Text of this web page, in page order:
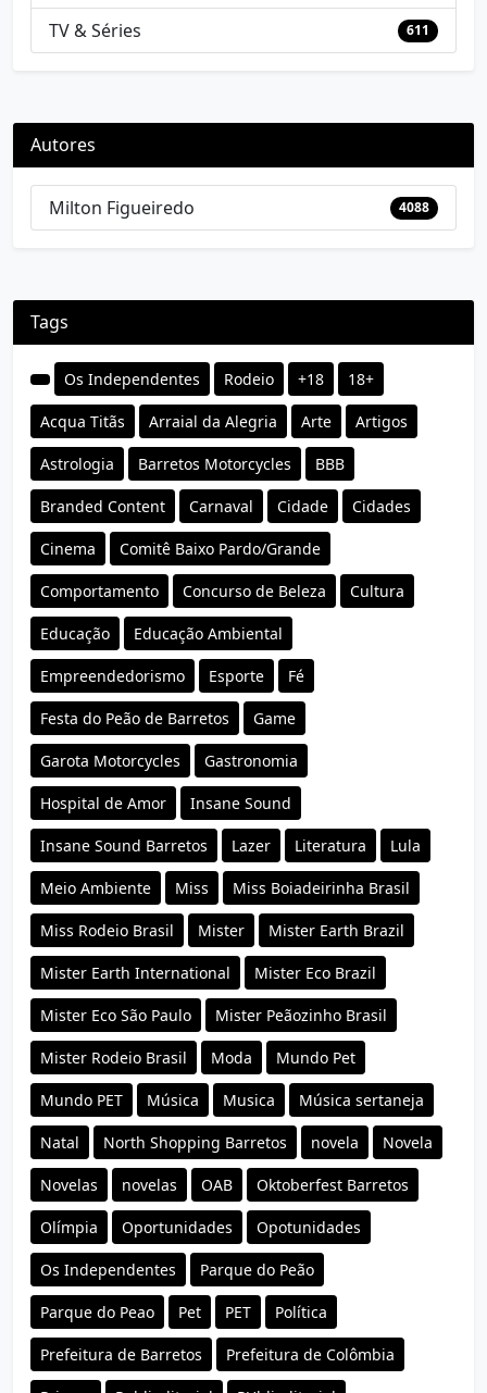
TV & Séries 611
Autores
Milton Figueiredo 4088
Tags
Os Independentes Rodeio +18 18+
Acqua Titãs Arraial da Alegria Arte Artigos
Astrologia Barretos Motorcycles BBB
Branded Content Carnaval Cidade Cidades
Cinema Comitê Baixo Pardo/Grande
Comportamento Concurso de Beleza Cultura
Educação Educação Ambiental
Empreendedorismo Esporte Fé
Festa do Peão de Barretos Game
Garota Motorcycles Gastronomia
Hospital de Amor Insane Sound
Insane Sound Barretos Lazer Literatura Lula
Meio Ambiente Miss Miss Boiadeirinha Brasil
Miss Rodeio Brasil Mister Mister Earth Brazil
Mister Earth International Mister Eco Brazil
Mister Eco São Paulo Mister Peãozinho Brasil
Mister Rodeio Brasil Moda Mundo Pet
Mundo PET Música Musica Música sertaneja
Natal North Shopping Barretos novela Novela
Novelas novelas OAB Oktoberfest Barretos
Olímpia Oportunidades Opotunidades
Os Independentes Parque do Peão
Parque do Peao Pet PET Política
Prefeitura de Barretos Prefeitura de Colômbia